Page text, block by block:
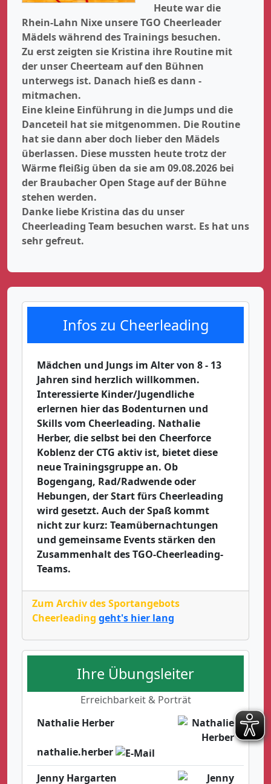
Heute war die
Rhein-Lahn Nixe unsere TGO Cheerleader
Mädels während des Trainings besuchen.
Zu erst zeigten sie Kristina ihre Routine mit
der unser Cheerteam auf den Bühnen
unterwegs ist. Danach hieß es dann -
mitmachen.
Eine kleine Einführung in die Jumps und die
Danceteil hat sie mitgenommen. Die Routine
hat sie dann aber doch lieber den Mädels
überlassen. Diese mussten heute trotz der
Wärme fleißig üben da sie am 09.08.2026 bei
der Braubacher Open Stage auf der Bühne
stehen werden.
Danke liebe Kristina das du unser
Cheerleading Team besuchen warst. Es hat uns
sehr gefreut.
Infos zu Cheerleading
Mädchen und Jungs im Alter von 8 - 13
Jahren sind herzlich willkommen.
Interessierte Kinder/Jugendliche
erlernen hier das Bodenturnen und
Skills vom Cheerleading. Nathalie
Herber, die selbst bei den Cheerforce
Koblenz der CTG aktiv ist, bietet diese
neue Trainingsgruppe an. Ob
Bogengang, Rad/Radwende oder
Hebungen, der Start fürs Cheerleading
wird gesetzt. Auch der Spaß kommt
nicht zur kurz: Teamübernachtungen
und gemeinsame Events stärken den
Zusammenhalt des TGO-Cheerleading-
Teams.
Zum Archiv des Sportangebots
Cheerleading geht's hier lang
Ihre Übungsleiter
Erreichbarkeit & Porträt
Nathalie Herber
nathalie.herber
Jenny Hargarten